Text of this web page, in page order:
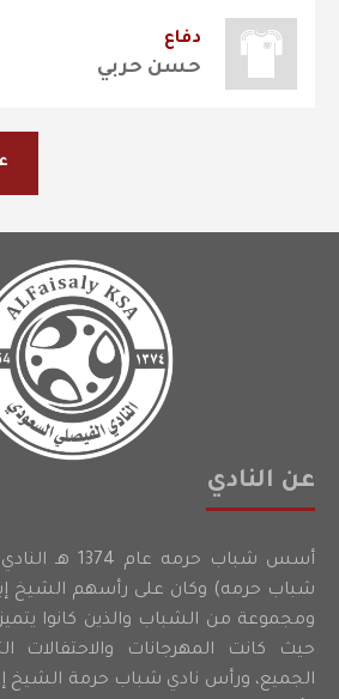
دفاع
حسن حربي
عن النادي
أسس شباب حرمه
شباب حرمه) وكان على رأسهم الشيخ
ومجموعة من الشباب والذين كانوا
حيث كانت المهرجانات والاحتفالات
الجميع، ورأس نادي شباب حرمة الشيخ